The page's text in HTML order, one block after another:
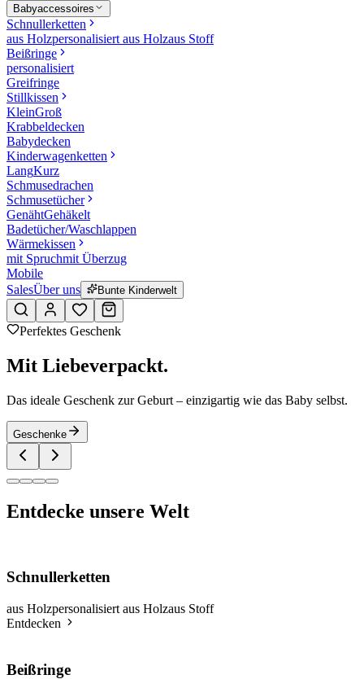
Babyaccessoires
Schnullerketten
aus Holzpersonalisiert aus Holzaus Stoff
Beißringe
personalisiert
Greifringe
Stillkissen
KleinGroß
Krabbeldecken
Babydecken
Kinderwagenketten
LangKurz
Schmusedrachen
Schmusetücher
GenähtGehäkelt
Badetücher/Waschlappen
Wärmekissen
mit Spruchmit Überzug
Mobile
SalesÜber uns Bunte Kinderwelt
Perfektes Geschenk
Mit Liebeverpackt.
Das ideale Geschenk zur Geburt – einzigartig wie das Baby selbst.
Geschenke
Entdecke unsere Welt
Schnullerketten
aus Holzpersonalisiert aus Holzaus Stoff
Entdecken
Beißringe